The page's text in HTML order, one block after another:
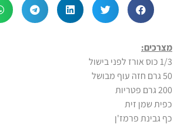
מצרכים:
1/3 כוס אורז לפני בישול
50 גרם חזה עוף מבושל
200 גרם פטריות
כפית שמן זית
כף גבינת פרמז'ן